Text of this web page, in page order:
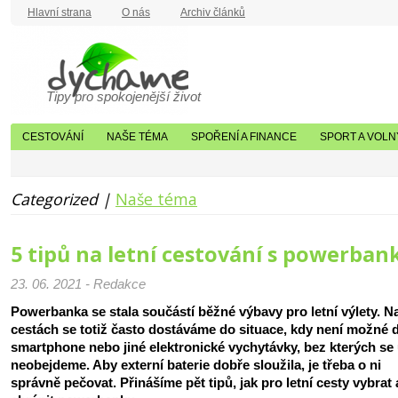
Hlavní strana O nás Archiv článků
Tipy pro spokojenější život
CESTOVÁNÍ NAŠE TÉMA SPOŘENÍ A FINANCE SPORT A
Categorized | Naše téma
5 tipů na letní cestování s
23. 06. 2021 - Redakce
Powerbanka se stala součástí běžné výbavy pro letní výlety.
cestách se totiž často dostáváme do situace, kdy není možné
smartphone nebo jiné elektronické vychytávky, bez kterých se
neobejdeme. Aby externí baterie dobře sloužila, je třeba o ni
správně pečovat. Přinášíme pět tipů, jak pro letní cesty vybrat